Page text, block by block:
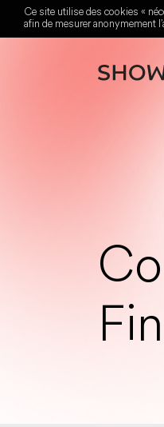
Ce site utilise des cookies «
afin de mesurer anonymement